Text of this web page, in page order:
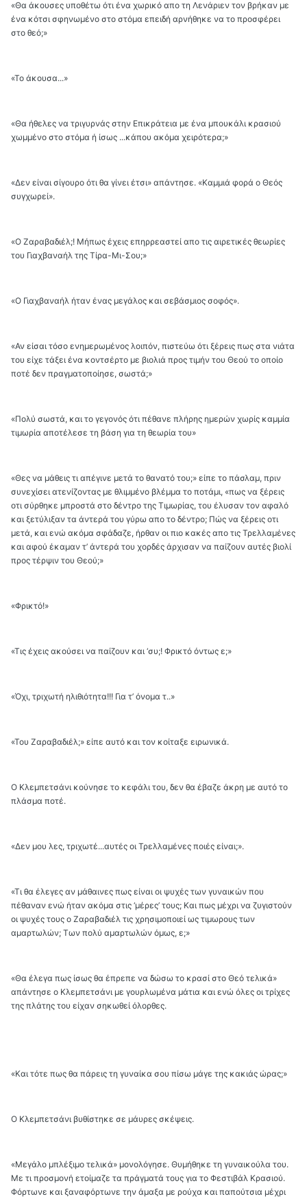
«Θα άκουσες υποθέτω ότι ένα χωρικό απο τη Λενάριεν τον βρήκαν με
ένα κότσι σφηνωμένο στο στόμα επειδή αρνήθηκε να το προσφέρει
στο θεό;»
«Το άκουσα...»
«Θα ήθελες να τριγυρνάς στην Επικράτεια με ένα μπουκάλι κρασιού
χωμμένο στο στόμα ή ίσως ...κάπου ακόμα χειρότερα;»
«Δεν είναι σίγουρο ότι θα γίνει έτσι» απάντησε. «Καμμιά φορά ο Θεός
συγχωρεί».
«Ο Ζαραβαδιέλ;! Μήπως έχεις επηρρεαστεί απο τις αιρετικές θεωρίες
του Γιαχβαναήλ της Τίρα-Μι-Σου;»
«Ο Γιαχβαναήλ ήταν ένας μεγάλος και σεβάσμιος σοφός».
«Αν είσαι τόσο ενημερωμένος λοιπόν, πιστεύω ότι ξέρεις πως στα νιάτα
του είχε τάξει ένα κοντσέρτο με βιολιά προς τιμήν του Θεού το οποίο
ποτέ δεν πραγματοποίησε, σωστά;»
«Πολύ σωστά, και το γεγονός ότι πέθανε πλήρης ημερών χωρίς καμμία
τιμωρία αποτέλεσε τη βάση για τη θεωρία του»
«Θες να μάθεις τι απέγινε μετά το θανατό του;» είπε το πάσλαμ, πριν
συνεχίσει ατενίζοντας με θλιμμένο βλέμμα το ποτάμι, «πως να ξέρεις
οτι σύρθηκε μπροστά στο δέντρο της Τιμωρίας, του έλυσαν τον αφαλό
και ξετύλιξαν τα άντερά του γύρω απο το δέντρο; Πώς να ξέρεις οτι
μετά, και ενώ ακόμα σφάδαζε, ήρθαν οι πιο κακές απο τις Τρελλαμένες
και αφού έκαμαν τ’ άντερά του χορδές άρχισαν να παίζουν αυτές βιολί
προς τέρψιν του Θεού;»
«Φρικτό!»
«Τις έχεις ακούσει να παίζουν και ‘συ;! Φρικτό όντως ε;»
«Όχι, τριχωτή ηλιθιότητα!!! Για τ’ όνομα τ..»
«Του Ζαραβαδιέλ;» είπε αυτό και τον κοίταξε ειρωνικά.
Ο Κλεμπετσάνι κούνησε το κεφάλι του, δεν θα έβαζε άκρη με αυτό το
πλάσμα ποτέ.
«Δεν μου λες, τριχωτέ...αυτές οι Τρελλαμένες ποιές είναι;».
«Τι θα έλεγες αν μάθαινες πως είναι οι ψυχές των γυναικών που
πέθαναν ενώ ήταν ακόμα στις ‘μέρες’ τους; Και πως μέχρι να ζυγιστούν
οι ψυχές τους ο Ζαραβαδιέλ τις χρησιμοποιεί ως τιμωρους των
αμαρτωλών; Των πολύ αμαρτωλών όμως, ε;»
«Θα έλεγα πως ίσως θα έπρεπε να δώσω το κρασί στο Θεό τελικά»
απάντησε ο Κλεμπετσάνι με γουρλωμένα μάτια και ενώ όλες οι τρίχες
της πλάτης του είχαν σηκωθεί όλορθες.
«Και τότε πως θα πάρεις τη γυναίκα σου πίσω μάγε της κακιάς ώρας;»
Ο Κλεμπετσάνι βυθίστηκε σε μάυρες σκέψεις.
«Μεγάλο μπλέξιμο τελικά» μονολόγησε. Θυμήθηκε τη γυναικούλα του.
Με τι προσμονή ετοίμαζε τα πράγματά τους για το Φεστιβάλ Κρασιού.
Φόρτωνε και ξαναφόρτωνε την άμαξα με ρούχα και παπούτσια μέχρι